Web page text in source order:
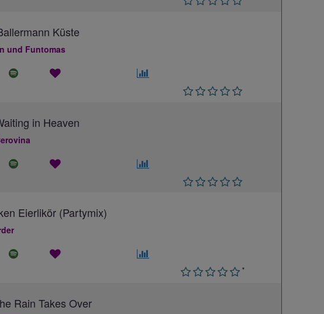
Küste
und Funtomas
in Heaven
Eierlikör (Partymix)
*
Rain Takes Over